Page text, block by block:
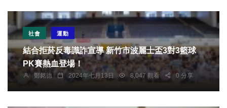
社會 運動
結合拒菸反毒識詐宣導 新竹市波麗士盃3對3籃球
PK賽熱血登場！
鄭銘德 2024年七月13日 8,047 觀看 0 分享